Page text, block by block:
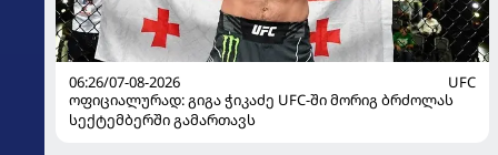
06:26/07-08-2026
UFC
ოფიციალურად: გიგა ჭიკაძე UFC-ში მორიგ ბრძოლას
სექტემბერში გამართავს